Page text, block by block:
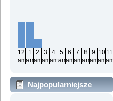
12
am
1
am
2
am
3
am
4
am
5
am
6
am
7
am
8
am
9
am
10
am
11
Najpopularniejsze